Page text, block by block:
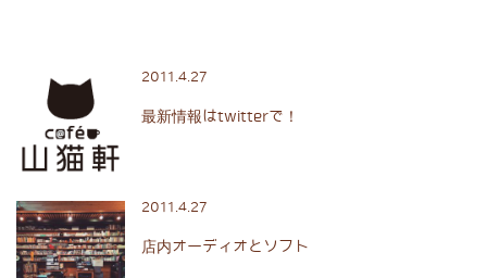
2011.4.27
最新情報はtwitterで！
2011.4.27
店内オーディオとソフト